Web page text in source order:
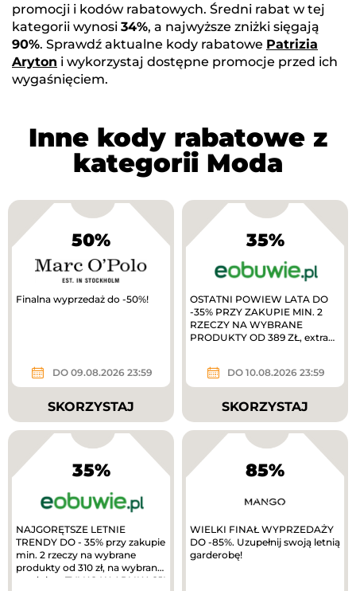
promocji i kodów rabatowych. Średni rabat w tej
kategorii wynosi 34%, a najwyższe zniżki sięgają
90%. Sprawdź aktualne kody rabatowe Patrizia
Aryton i wykorzystaj dostępne promocje przed ich
wygaśnięciem.
Inne kody rabatowe z
kategorii Moda
50%
Finalna wyprzedaż do -50%!
DO 09.08.2026 23:59
SKORZYSTAJ
35%
OSTATNI POWIEW LATA DO
-35% PRZY ZAKUPIE MIN. 2
RZECZY NA WYBRANE
PRODUKTY OD 389 ZŁ, extra
DO 10.08.2026 23:59
SKORZYSTAJ
35%
NAJGORĘTSZE LETNIE
TRENDY DO - 35% przy zakupie
min. 2 rzeczy na wybrane
produkty od 310 zł, na wybrane
produkty. TYLKO W APLIKACJI
85%
WIELKI FINAŁ WYPRZEDAŻY
DO -85%. Uzupełnij swoją letnią
garderobę!